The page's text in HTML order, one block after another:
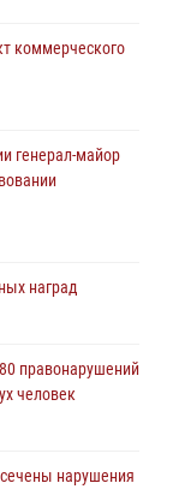
июля по 2
коммерческого
генерал-майор
наград
правонарушений
человек
нарушения